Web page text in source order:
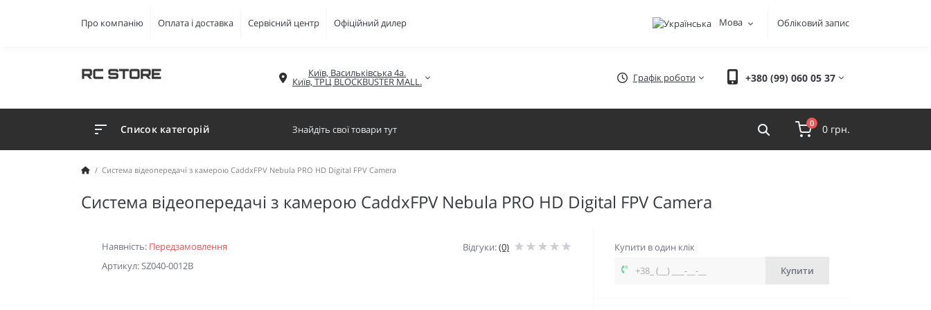
Про компанію Оплата і доставка Сервісний центр Офіційний дилер Мова Обліковий запис
Київ, Васильківська 4а.
Київ, ТРЦ BLOCKBUSTER MALL. Графік роботи +380 (99) 060 05 37
Список категорій 0 0 грн.
Система відеопередачі з камерою CaddxFPV Nebula PRO HD Digital FPV Camera
Система відеопередачі з камерою CaddxFPV Nebula PRO HD Digital FPV Camera
Наявність: Передзамовлення
Артикул: SZ040-0012B
Відгуки:(0)
Купити в один клік
Купити